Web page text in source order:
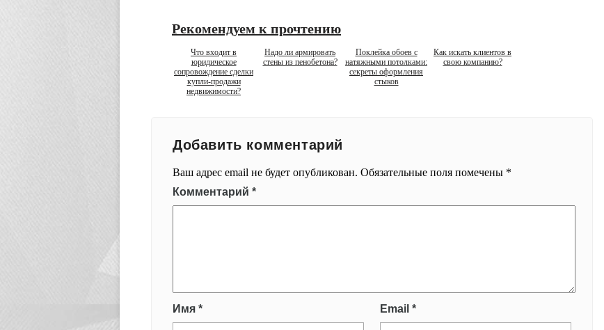
Рекомендуем к прочтению
Что входит в
юридическое
сопровождение сделки
купли-продажи
недвижимости?
Надо ли армировать
стены из пенобетона?
Поклейка обоев с
натяжными потолками:
секреты оформления
стыков
Как искать клиентов в
свою компанию?
Добавить комментарий
Ваш адрес email не будет опубликован. Обязательные поля помечены *
Комментарий *
Имя * Email *